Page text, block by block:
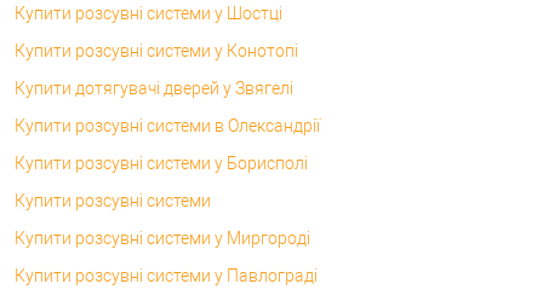
Купити розсувні системи у Шостці
Купити розсувні системи у Конотопі
Купити дотягувачі дверей у Звягелі
Купити розсувні системи в Олександрії
Купити розсувні системи у Борисполі
Купити розсувні системи
Купити розсувні системи у Миргороді
Купити розсувні системи у Павлограді